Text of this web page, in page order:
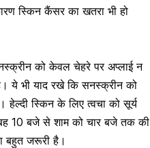
स्किन कैंसरका खतरा भी हो
को केवल चेहरे पर अप्लाई न
ये भी याद रखे कि सनस्क्रीन को
हेल्दी स्किन के लिएत्वचा को सूर्य
10 बजे से शाम को चार बजे तक की
बहुत जरूरी है।